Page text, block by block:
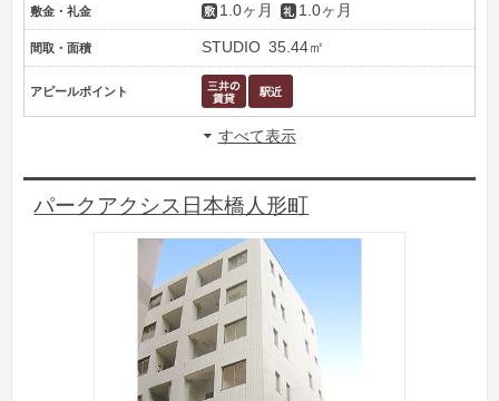
敷金・礼金 1.0ヶ月 1.0ヶ月
間取・面積 STUDIO 35.44㎡
アピールポイント
すべて表示
パークアクシス日本橋人形町